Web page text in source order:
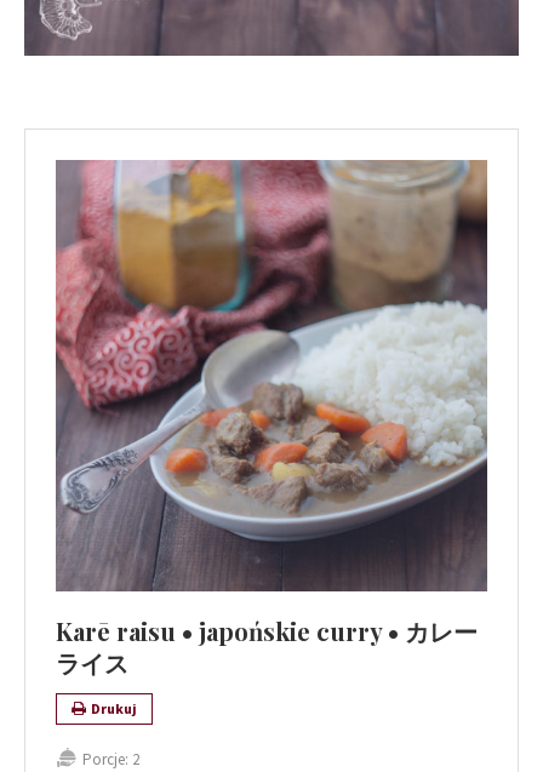
Karē raisu • japońskie curry • カレー
ライス
Drukuj
Porcje: 2